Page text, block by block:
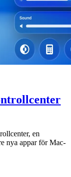
en
nya appar för Mac-